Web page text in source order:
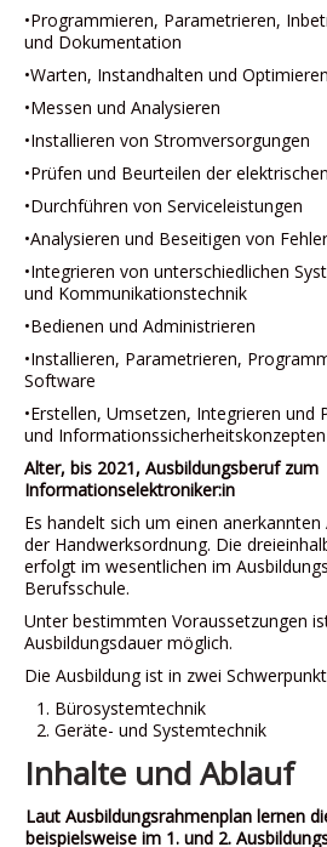
•Programmieren, Parametrieren,
und Dokumentation
•Warten, Instandhalten und Optimieren
•Messen und Analysieren
•Installieren von Stromversorgungen
•Prüfen und Beurteilen der
•Durchführen von Serviceleistungen
•Analysieren und Beseitigen von
•Integrieren von unterschiedlichen
und Kommunikationstechnik
•Bedienen und Administrieren
•Installieren, Parametrieren,
Software
•Erstellen, Umsetzen, Integrieren und
und Informationssicherheitskonzepten
Alter, bis 2021, Ausbildungsberuf zum
Informationselektroniker:in
Es handelt sich um einen
der Handwerksordnung. Die
erfolgt im wesentlichen im
Berufsschule.
Unter bestimmten Voraussetzungen
Ausbildungsdauer möglich.
Die Ausbildung ist in zwei
Bürosystemtechnik
Geräte- und Systemtechnik
Inhalte und Ablauf
Laut Ausbildungsrahmenplan lernen
beispielsweise im 1. und 2.